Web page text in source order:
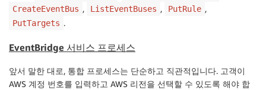
CreateEventBus , ListEventBuses , PutRule ,
PutTargets .
EventBridge 서비스 프로세스
앞서 말한 대로, 통합 프로세스는 단순하고 직관적입니다. 고객이
AWS 계정 번호를 입력하고 AWS 리전을 선택할 수 있도록 해야 합